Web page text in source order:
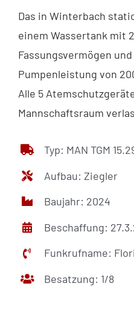
Das in Winterbach
einem Wassertank mit
Fassungsvermögen
Pumpenleistung von
Alle 5
Mannschaftsraum
Typ: MAN TGM
Aufbau: Ziegler
Baujahr: 2024
Beschaffung:
Funkrufname:
Besatzung: 1/8